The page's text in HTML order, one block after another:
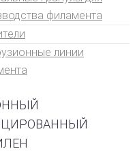
филамента
линии